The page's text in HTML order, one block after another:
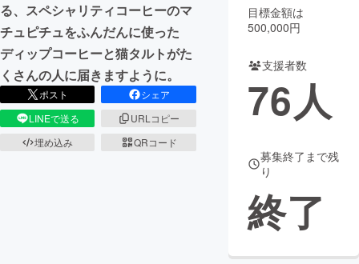
CAMPFIREふるさと納税machi-ya コミュニティ
る、スペシャリティコーヒーのマ
チュピチュをふんだんに使った
ディップコーヒーと猫タルトがた
くさんの人に届きますように。
ポスト
シェア
LINEで送る
URLコピー
埋め込み
QRコード
目標金額は
500,000円
支援者数
76人
募集終了まで残
り
終了